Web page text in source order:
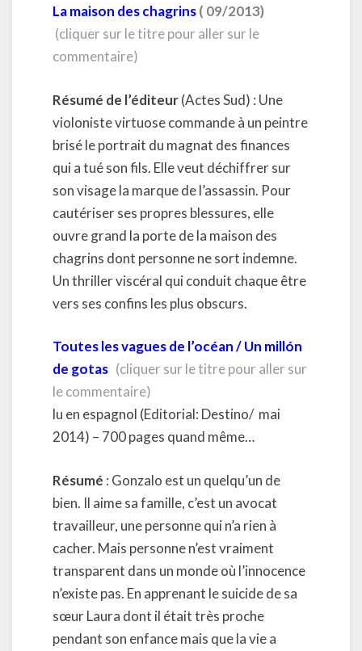
La maison des chagrins( 09/2013)
(cliquer sur le titre pour aller sur le
commentaire)
Résumé de l’éditeur(Actes Sud) : Une
violoniste virtuose commande à un peintre
brisé le portrait du magnat des finances
qui a tué son fils. Elle veut déchiffrer sur
son visage la marque de l’assassin. Pour
cautériser ses propres blessures, elle
ouvre grand la porte de la maison des
chagrins dont personne ne sort indemne.
Un thriller viscéral qui conduit chaque être
vers ses confins les plus obscurs.
Toutes les vagues de l’océan/Un millón
de gotas (cliquer sur le titre pour aller sur
le commentaire)
lu en espagnol (Editorial: Destino/ mai
2014) – 700 pages quand même…
Résumé : Gonzalo est un quelqu’un de
bien. Il aime sa famille, c’est un avocat
travailleur, une personne qui n’a rien à
cacher. Mais personne n’est vraiment
transparent dans un monde où l’innocence
n’existe pas. En apprenant le suicide de sa
sœur Laura dont il était très proche
pendant son enfance mais que la vie a